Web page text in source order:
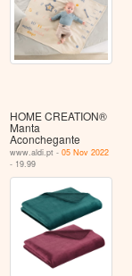
HOME CREATION®
Manta
Aconchegante
www.aldi.pt -05 Nov 2022
- 19.99